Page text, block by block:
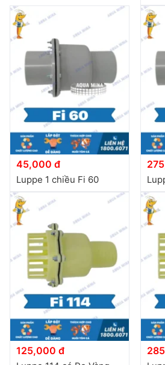
45,000 đ
Luppe 1 chiều Fi 60
125,000 đ